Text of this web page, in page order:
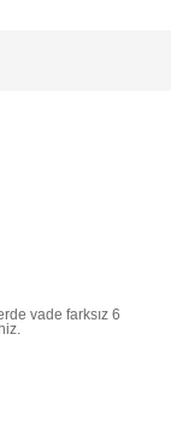
vade farksız 6